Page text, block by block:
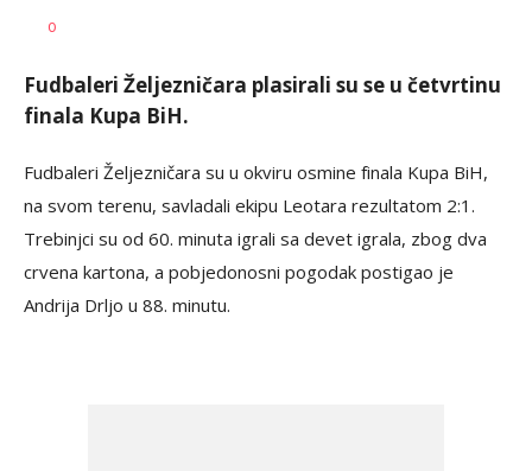
AUTOR
0
Fudbaleri Željezničara plasirali su se u četvrtinu
finala Kupa BiH.
Fudbaleri Željezničara su u okviru osmine finala Kupa BiH,
na svom terenu, savladali ekipu Leotara rezultatom 2:1.
Trebinjci su od 60. minuta igrali sa devet igrala, zbog dva
crvena kartona, a pobjedonosni pogodak postigao je
Andrija Drljo u 88. minutu.